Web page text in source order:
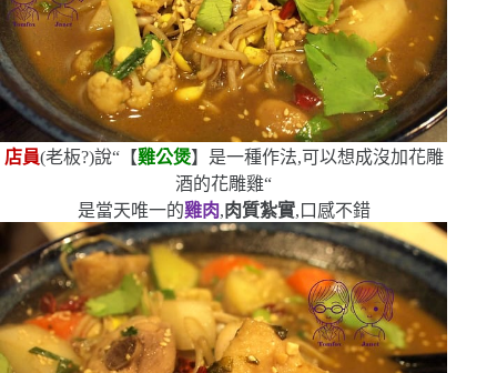
店員(老板?)說“【雞公煲】是一種作法,可以想成沒加花雕
酒的花雕雞“
是當天唯一的雞肉,肉質紮實,口感不錯